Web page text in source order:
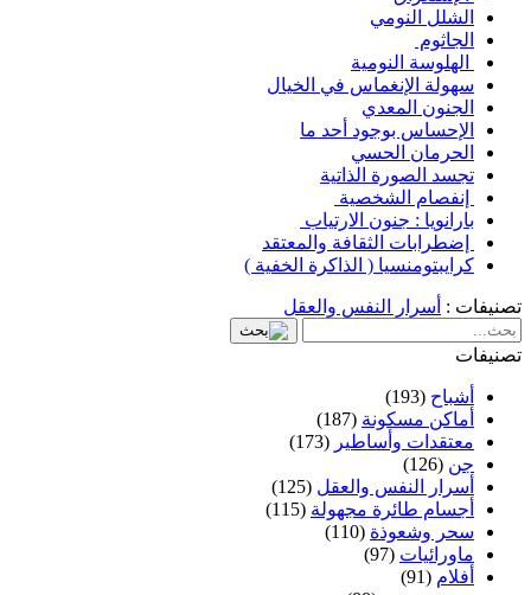
الشلل النومي
الجاثوم
الهلوسة النومية
سهولة الإنغماس في الخيال
الجنون المعدي
الإحساس بوجود أحد ما
الحرمان الحسي
تجسد الصورة الذاتية
إنفصام الشخصية
بارانويا : جنون الارتياب
إضطرابات الثقافة والمعتقد
كرايبتومنسيا ( الذاكرة الخفية )
تصنيفات : أسرار النفس والعقل
تصنيفات
أشباح (193)
أماكن مسكونة (187)
معتقدات وأساطير (173)
جن (126)
أسرار النفس والعقل (125)
أجسام طائرة مجهولة (115)
سحر وشعوذة (110)
ماورائيات (97)
أفلام (91)